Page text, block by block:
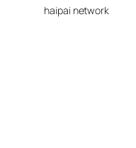
haipai network